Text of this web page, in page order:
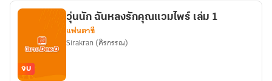
คุณ
จบ
วุ่นนัก ฉันหลงรักคุณแวมไพร์ เล่ม 1
แฟนตาซี
Sirakran (ศิรกรรณ)